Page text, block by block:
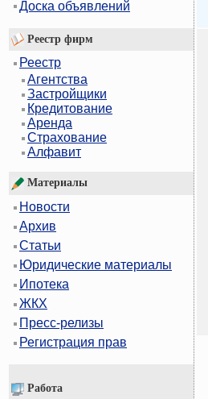
Доска объявлений
Реестр фирм
Реестр
Агентства
Застройщики
Кредитование
Аренда
Страхование
Алфавит
Материалы
Новости
Архив
Статьи
Юридические материалы
Ипотека
ЖКХ
Пресс-релизы
Регистрация прав
Работа